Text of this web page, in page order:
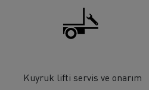
Kuyruk lifti servis ve onarım